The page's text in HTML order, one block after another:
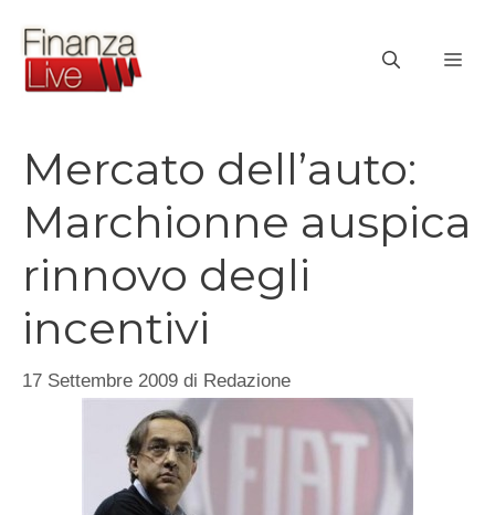
contenuto
Mercato dell’auto:
Marchionne auspica
rinnovo degli
incentivi
17 Settembre 2009 di Redazione